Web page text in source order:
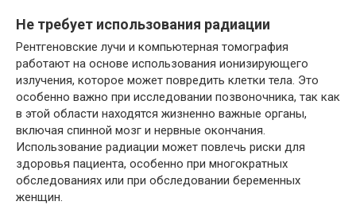
Не требует использования радиации
Рентгеновские лучи и компьютерная томография
работают на основе использования ионизирующего
излучения, которое может повредить клетки тела. Это
особенно важно при исследовании позвоночника, так как
в этой области находятся жизненно важные органы,
включая спинной мозг и нервные окончания.
Использование радиации может повлечь риски для
здоровья пациента, особенно при многократных
обследованиях или при обследовании беременных
женщин.